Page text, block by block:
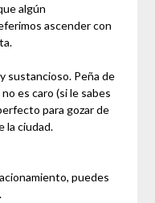
algún
ascender con
sustancioso. Peña de
es caro (si le sabes
para gozar de
la ciudad.
puedes